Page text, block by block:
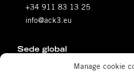
Manage cookie
+34 911 83 13 25
info@ack3.eu
Sede global
Torre de Cristal (CTBA)